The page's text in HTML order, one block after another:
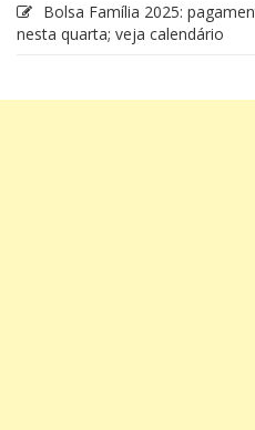
Bolsa Família 2025:
nesta quarta; veja calendário